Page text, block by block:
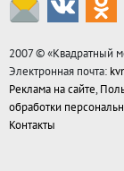
2007 © «Квадратный
Электронная почта:
Реклама на сайте,
обработки
Контакты